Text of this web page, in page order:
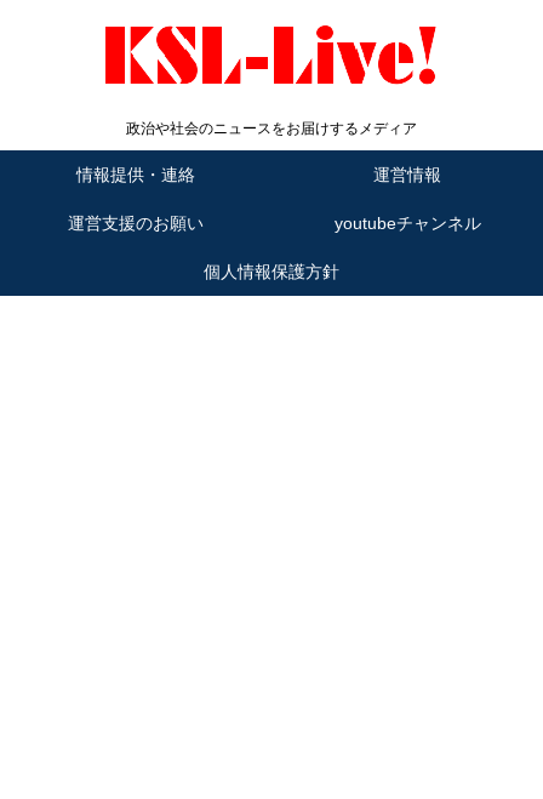
政治や社会のニュースをお届けするメディア
情報提供・連絡 運営情報
運営支援のお願い youtubeチャンネル
個人情報保護方針